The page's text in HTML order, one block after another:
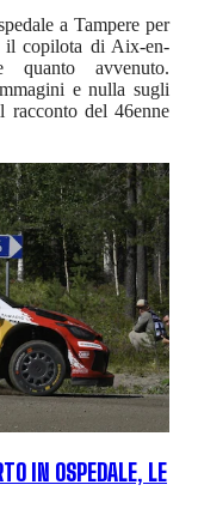
a Tampere per
il copilota di Aix-en-
quanto avvenuto.
e nulla sugli
racconto del 46enne
IN OSPEDALE, LE